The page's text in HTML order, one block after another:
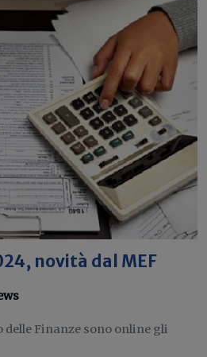
novità dal MEF
Finanze sono online gli